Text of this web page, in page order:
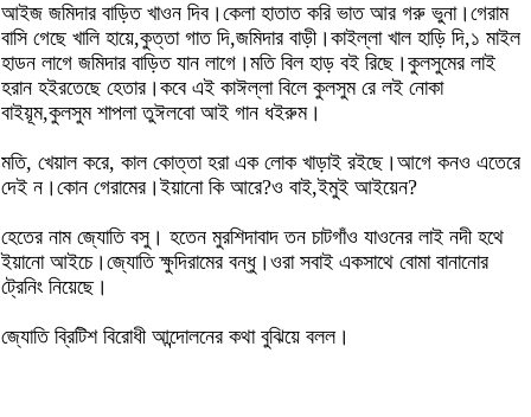
আইজ জমিদার বাড়িত খাওন দিব।কেলা হাতাত করি ভাত আর গরু ভুনা।গেরাম
বাসি গেছে খালি হায়ে,কুত্তা গাত দি,জমিদার বাড়ী।কাইল্লা খাল হাড়ি দি,১ মাইল
হাডন লাগে জমিদার বাড়িত যান লাগে।মতি বিল হাড় বই রিছে।কুলসুমের লাই
হরান হইরতেছে হেতার।কবে এই কাঈল্লা বিলে কুলসুম রে লই নোকা
বাইয়ূম,কুলসুম শাপলা তুঈলবো আই গান ধইরুম।
মতি, খেয়াল করে, কাল কোত্তা হরা এক লোক খাড়াই রইছে।আগে কনও এতেরে
দেই ন।কোন গেরামের।ইয়ানো কি আরে?ও বাই,ইমুই আইয়েন?
হেতের নাম জ্যোতি বসু। হতেন মুরশিদাবাদ তন চাটগাঁও যাওনের লাই নদী হথে
ইয়ানো আইচে।জ্যোতি ক্ষুদিরামের বন্ধু।ওরা সবাই একসাথে বোমা বানানোর
ট্রেনিং নিয়েছে।
জ্যোতি ব্রিটিশ বিরোধী আন্দোলনের কথা বুঝিয়ে বলল।